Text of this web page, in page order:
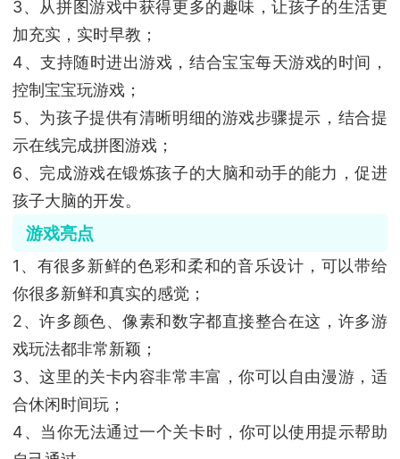
3、从拼图游戏中获得更多的趣味，让孩子的生活更
加充实，实时早教；
4、支持随时进出游戏，结合宝宝每天游戏的时间，
控制宝宝玩游戏；
5、为孩子提供有清晰明细的游戏步骤提示，结合提
示在线完成拼图游戏；
6、完成游戏在锻炼孩子的大脑和动手的能力，促进
孩子大脑的开发。
游戏亮点
1、有很多新鲜的色彩和柔和的音乐设计，可以带给
你很多新鲜和真实的感觉；
2、许多颜色、像素和数字都直接整合在这，许多游
戏玩法都非常新颖；
3、这里的关卡内容非常丰富，你可以自由漫游，适
合休闲时间玩；
4、当你无法通过一个关卡时，你可以使用提示帮助